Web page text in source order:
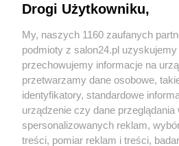
Sport
Społeczeństwo
Kultura
Drogi Użytkowniku,
My, naszych 1160 zaufanych
podmioty z salon24.pl uzyskujemy
przechowujemy informacje na
przetwarzamy dane osobowe,
identyfikatory, standardowe
urządzenie czy dane przeglądania
spersonalizowanych reklam,
treści, pomiar reklam i treści,